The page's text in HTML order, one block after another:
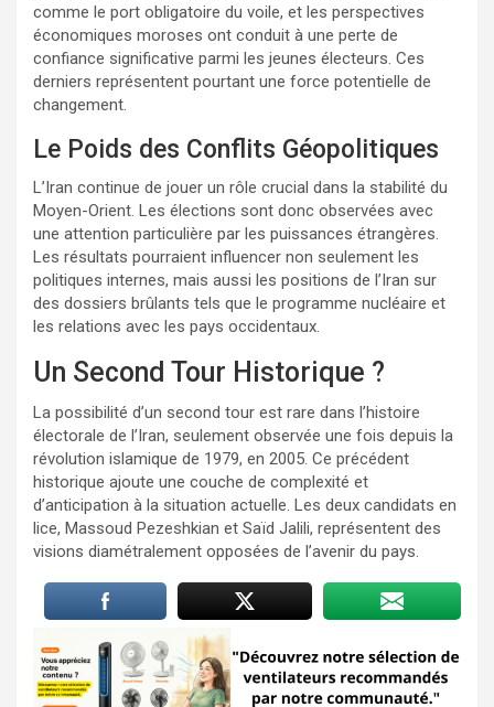
comme le port obligatoire du voile, et les perspectives
économiques moroses ont conduit à une perte de
confiance significative parmi les jeunes électeurs. Ces
derniers représentent pourtant une force potentielle de
changement.
Le Poids des Conflits Géopolitiques
L’Iran continue de jouer un rôle crucial dans la stabilité du
Moyen-Orient. Les élections sont donc observées avec
une attention particulière par les puissances étrangères.
Les résultats pourraient influencer non seulement les
politiques internes, mais aussi les positions de l’Iran sur
des dossiers brûlants tels que le programme nucléaire et
les relations avec les pays occidentaux.
Un Second Tour Historique ?
La possibilité d’un second tour est rare dans l’histoire
électorale de l’Iran, seulement observée une fois depuis la
révolution islamique de 1979, en 2005. Ce précédent
historique ajoute une couche de complexité et
d’anticipation à la situation actuelle. Les deux candidats en
lice, Massoud Pezeshkian et Saïd Jalili, représentent des
visions diamétralement opposées de l’avenir du pays.